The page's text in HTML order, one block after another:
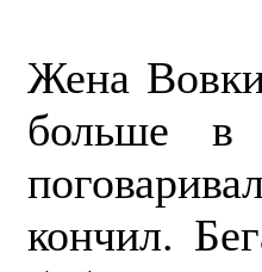
Жена
больше в
кончил.